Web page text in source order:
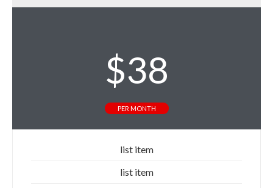
$38
PER MONTH
list item
list item